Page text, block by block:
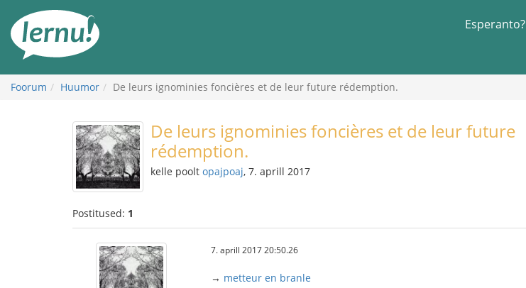
juurde
Esperanto?
Foorum Huumor De leurs ignominies foncières et de leur future rédemption.
De leurs ignominies foncières et de leur future
rédemption.
kelle poolt opajpoaj, 7. aprill 2017
Postitused: 1
7. aprill 2017 20:50.26
→ metteur en branle